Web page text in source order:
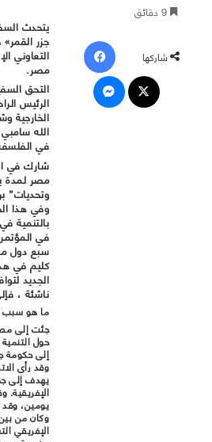
يتحدث
جزر
التعاوني
مصر.
التحق
الرئيس
الخارجية
الله
في
شارك في
مصر لمدة
وتحديات”
وفي هذا
بالتنمية
في
سبع دول
كليم في
ناشئة ،
ما هو سبب
جئت إلى
حول
إلى حكومة
وقد رأى
يهدف إلى
الإفريقية.
يومين، وقد
وكان من
الإفريقي
9 دقائق
شاركها
ماسنجر